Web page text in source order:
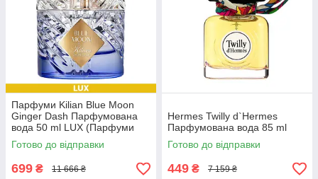
Парфуми Kilian Blue Moon
Ginger Dash Парфумована
вода 50 ml LUX (Парфуми
Кіліан Блю Мун Джинджер
Даш Жіночі)
Готово до відправки
699 ₴ 11 666 ₴
Hermes Twilly d`Hermes
Парфумована вода 85 ml
Готово до відправки
449 ₴ 7 159 ₴